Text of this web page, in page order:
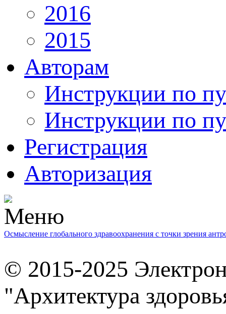
2016
2015
Авторам
Инструкции по
Инструкции по
Регистрация
Авторизация
Осмысление глобального здравоохранения с точки зрения
© 2015-2025
"Архитектура